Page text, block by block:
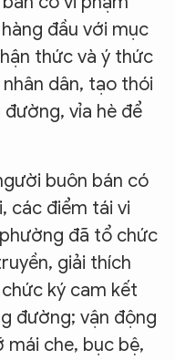
đầu với mục
thức và ý thức
dân, tạo thói
vỉa hè để
buôn bán có
các điểm tái vi
đã tổ chức
giải thích
ký cam kết
đường; vận động
che, bục bệ,